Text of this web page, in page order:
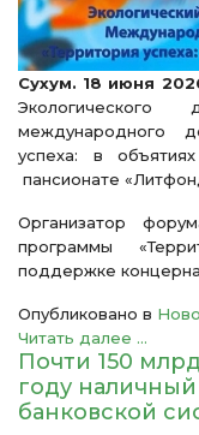
Сухум. 18 июня
международного
успеха: в
пансионате
Организатор
программы
поддержке
Опубликовано в
Читать далее ...
Почти 150
году
банковской